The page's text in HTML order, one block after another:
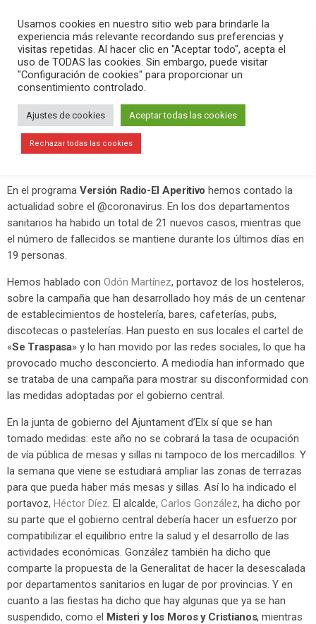
search menu pause PLAY
abril 30, 2020
La Hostelería no comparte las
medidas del gobierno central,
mientras que el Ajuntament d’Elx les
exime del pago de la tasa de terrazas
En el programa Versión Radio-El Aperitivo hemos contado la
actualidad sobre el @coronavirus. En los dos departamentos
sanitarios ha habido un total de 21 nuevos casos, mientras que
el número de fallecidos se mantiene durante los últimos días en
19 personas.
Hemos hablado con Odón Martínez, portavoz de los hosteleros,
sobre la campaña que han desarrollado hoy más de un centenar
de establecimientos de hostelería, bares, cafeterías, pubs,
discotecas o pastelerías. Han puesto en sus locales el cartel de
«Se Traspasa» y lo han movido por las redes sociales, lo que ha
provocado mucho desconcierto. A mediodía han informado que
se trataba de una campaña para mostrar su disconformidad con
las medidas adoptadas por el gobierno central.
En la junta de gobierno del Ajuntament d’Elx sí que se han
tomado medidas: este año no se cobrará la tasa de ocupación
de vía pública de mesas y sillas ni tampoco de los mercadillos. Y
la semana que viene se estudiará ampliar las zonas de terrazas
para que pueda haber más mesas y sillas. Así lo ha indicado el
portavoz, Héctor Díez . El alcalde, Carlos González, ha dicho por
su parte que el gobierno central debería hacer un esfuerzo por
compatibilizar el equilibrio entre la salud y el desarrollo de las
actividades económicas. González también ha dicho que
comparte la propuesta de la Generalitat de hacer la desescalada
por departamentos sanitarios en lugar de por provincias. Y en
cuanto a las fiestas ha dicho que hay algunas que ya se han
suspendido, como el Misteri y los Moros y Cristianos, mientras
Usamos cookies en nuestro sitio web para brindarle la
experiencia más relevante recordando sus preferencias y
visitas repetidas. Al hacer clic en "Aceptar todo", acepta el
uso de TODAS las cookies. Sin embargo, puede visitar
"Configuración de cookies" para proporcionar un
consentimiento controlado.
Ajustes de cookies Aceptar todas las cookies
Rechazar todas las cookies